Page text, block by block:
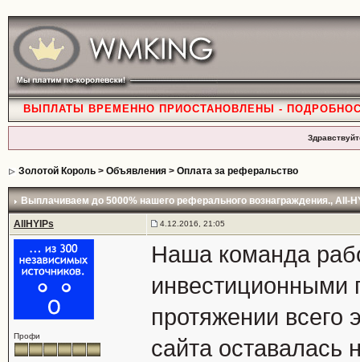
ВЫПЛАТЫ ВРЕМЕННО ПРИОСТАНОВЛЕНЫ -
Золотой Король> Объявления> Оплата за реферальство
Выплачиваем до 5000% нашего реферального вознаграждения., All-
AllHYIPs 4.12.2016, 21:05
Профи
Наша команда
инвестиционными
протяжении всего
сайта оставалась